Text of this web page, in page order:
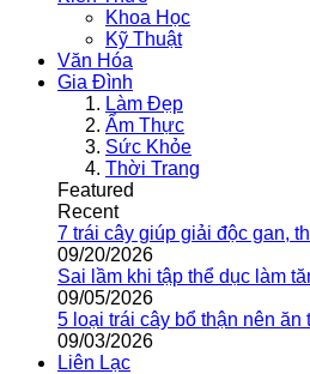
Khoa Học
Kỹ Thuật
Văn Hóa
Gia Đình
Làm Đẹp
Ẩm Thực
Sức Khỏe
Thời Trang
Featured
Recent
7 trái cây giúp giải độc gan,
09/20/2026
Sai lầm khi tập thể dục làm
09/05/2026
5 loại trái cây bổ thận nên
09/03/2026
Liên Lạc